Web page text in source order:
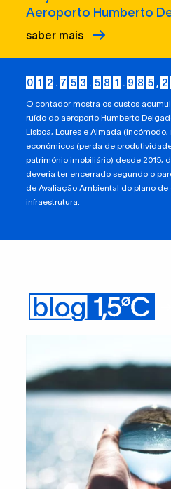
Aeroporto Humberto
saber mais
0 1 2 . 7 5 3 . 5 8 2 . 0 1 7 , 0
O contador mostra os custos
ruído do aeroporto Humberto
Lisboa, Loures e Almada
económicos (perda de
património imobiliário) desde 2015,
deveria ter encerrado segundo o
de Avaliação Ambiental do plano
infraestrutura.